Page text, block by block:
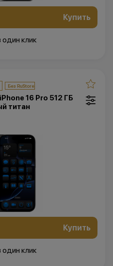
Купить
один клик
16 Pro 512 ГБ
титан
Купить
один клик